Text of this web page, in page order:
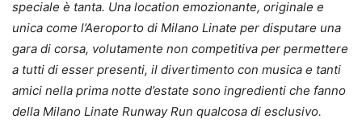
speciale è tanta. Una location emozionante, originale e
unica come l’Aeroporto di Milano Linate per disputare una
gara di corsa, volutamente non competitiva per permettere
a tutti di esser presenti, il divertimento con musica e tanti
amici nella prima notte d’estate sono ingredienti che fanno
della Milano Linate Runway Run qualcosa di esclusivo.